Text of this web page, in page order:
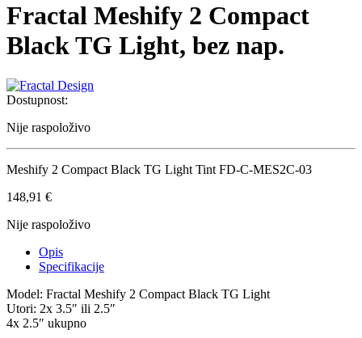
Fractal Meshify 2 Compact
Black TG Light, bez nap.
Dostupnost:
Nije raspoloživo
Meshify 2 Compact Black TG Light Tint FD-C-MES2C-03
148,91 €
Nije raspoloživo
Opis
Specifikacije
Model: Fractal Meshify 2 Compact Black TG Light
Utori: 2x 3.5″ ili 2.5″
4x 2.5″ ukupno